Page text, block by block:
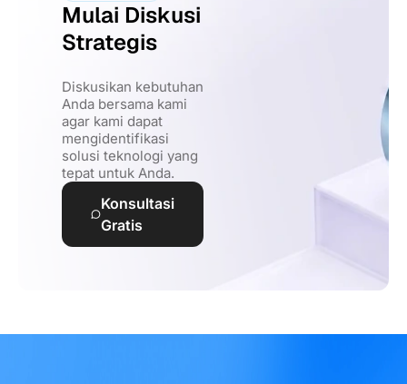
Mulai Diskusi
Strategis
Diskusikan kebutuhan
Anda bersama kami
agar kami dapat
mengidentifikasi
solusi teknologi yang
tepat untuk Anda.
Konsultasi
Gratis